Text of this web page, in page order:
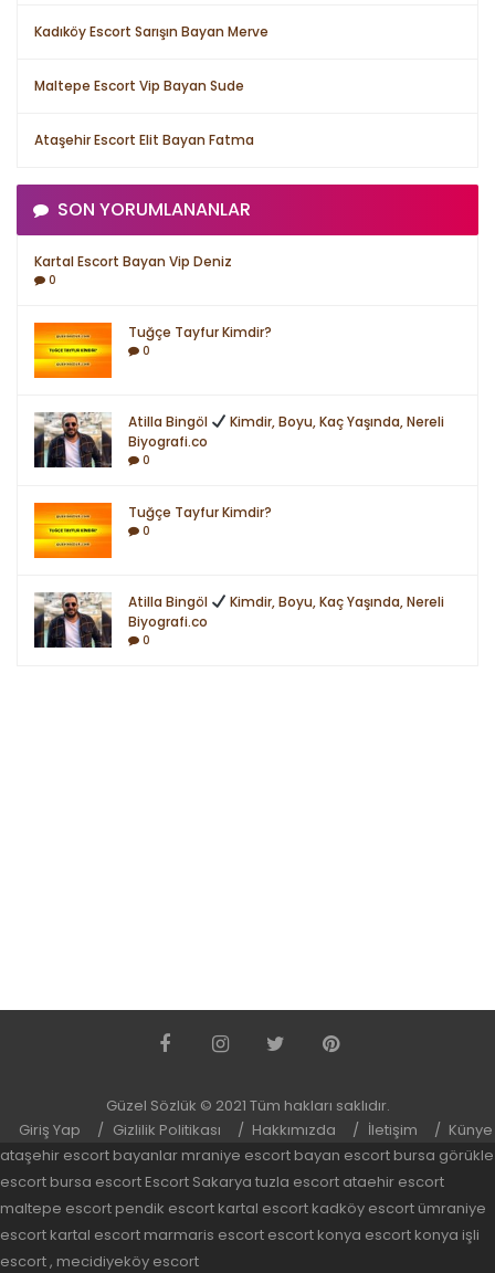
Kadıköy Escort Sarışın Bayan Merve
Maltepe Escort Vip Bayan Sude
Ataşehir Escort Elit Bayan Fatma
SON YORUMLANANLAR
Kartal Escort Bayan Vip Deniz
0
Tuğçe Tayfur Kimdir?
0
Atilla Bingöl
Kimdir, Boyu, Kaç Yaşında, Nereli
Biyografi.co
0
Tuğçe Tayfur Kimdir?
0
Atilla Bingöl
Kimdir, Boyu, Kaç Yaşında, Nereli
Biyografi.co
0
Güzel Sözlük © 2021 Tüm hakları saklıdır.
Giriş Yap
Gizlilik Politikası Hakkımızda İletişim
Künye
ataşehir escort bayanlar mraniye escort bayan escort bursa görükle
escort bursa escort Escort Sakarya tuzla escort ataehir escort
maltepe escort pendik escort kartal escort kadköy escort ümraniye
escort kartal escort marmaris escort escort konya escort konya işli
escort, mecidiyeköy escort